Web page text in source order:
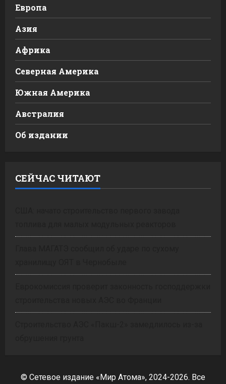
Европа
Азия
Африка
Северная Америка
Южная Америка
Австралия
Об издании
СЕЙЧАС ЧИТАЮТ
© Сетевое издание «Мир Атома», 2024-2026. Все